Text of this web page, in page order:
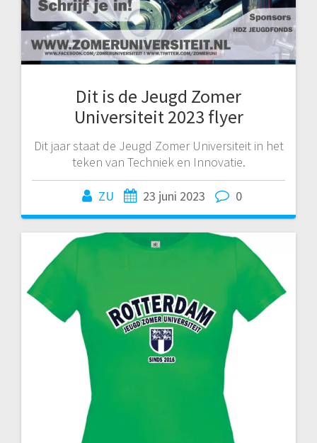
Dit is de Jeugd Zomer
Universiteit 2023 flyer
Dit jaar staat de Jeugd Zomer Universiteit in het
teken van Techniek en Innovatie.
ZU 23 juni 2023 0